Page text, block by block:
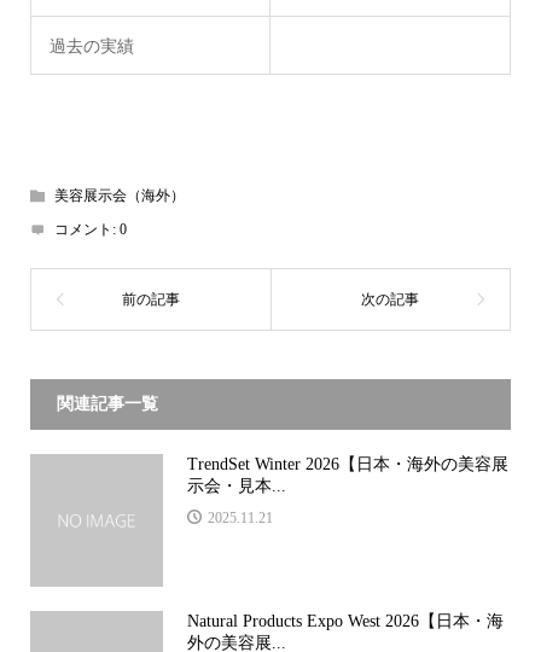
過去の実績
美容展示会（海外）
コメント: 0
関連記事一覧
TrendSet Winter 2026【日本・海外の美容展
示会・見本...
2025.11.21
Natural Products Expo West 2026【日本・海
外の美容展...